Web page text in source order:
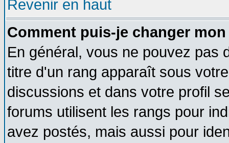
Revenir en haut
Comment puis-je changer
En général, vous ne pouvez pas
titre d'un rang apparaît sous
discussions et dans votre profil
forums utilisent les rangs pour
avez postés, mais aussi pour